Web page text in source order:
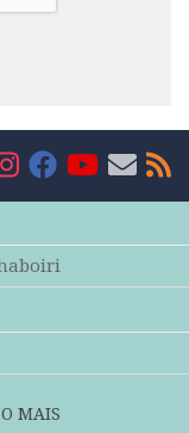
MAIS